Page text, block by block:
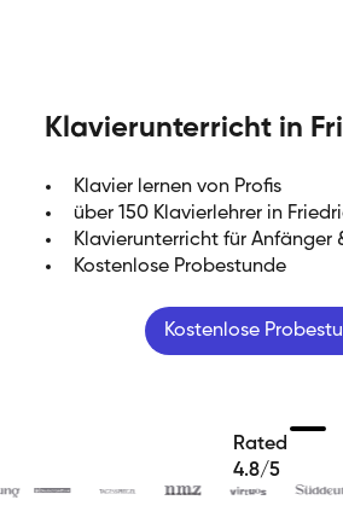
Klavierunterricht in
Klavier lernen von Profis
über 150 Klavierlehrer in
Klavierunterricht für Anfänger
Kostenlose Probestunde
Kostenlose
Rated
4.8/5